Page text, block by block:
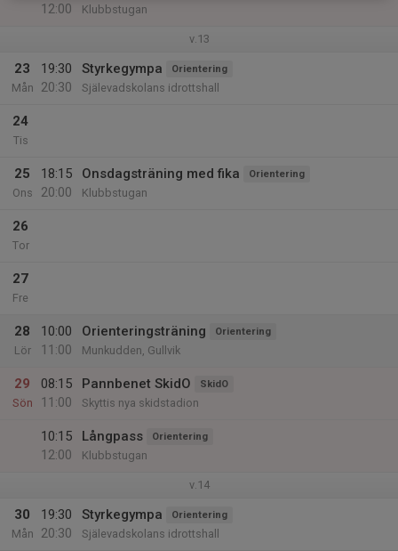
12:00
Klubbstugan
v.13
23
Mån
19:30
20:30
Styrkegympa Orientering
Själevadskolans idrottshall
24
Tis
25
Ons
18:15
20:00
Onsdagsträning med fika Orientering
Klubbstugan
26
Tor
27
Fre
28
Lör
10:00
11:00
Orienteringsträning Orientering
Munkudden, Gullvik
29
Sön
08:15
11:00
Pannbenet SkidO SkidO
Skyttis nya skidstadion
10:15
12:00
Långpass Orientering
Klubbstugan
v.14
30
Mån
19:30
20:30
Styrkegympa Orientering
Själevadskolans idrottshall